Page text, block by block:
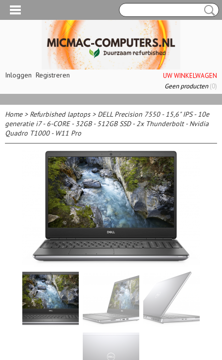
Inloggen Registreren
UW WINKELWAGEN
Geen producten(0)
Home> Refurbished laptops> DELL Precision 7550 - 15,6" IPS - 10e
generatie i7 - 6-CORE - 32GB - 512GB SSD - 2x Thunderbolt - Nvidia
Quadro T1000 - W11 Pro